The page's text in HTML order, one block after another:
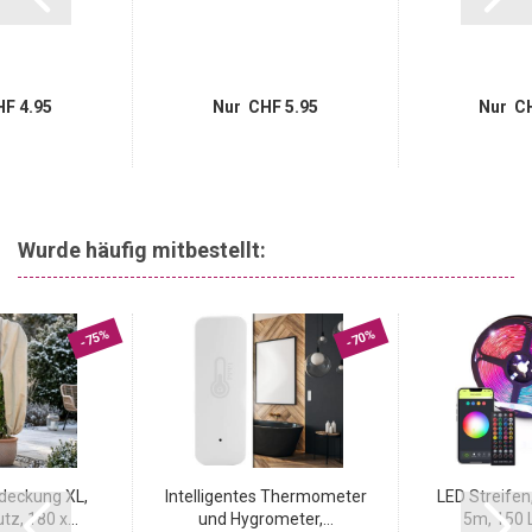
4.95 Nur CHF 5.95 Nur
Wurde häufig mitbestellt:
-75%
XL,
180 x...
-70%
Intelligentes Thermometer
und Hygrometer,...
LED
5m, 150